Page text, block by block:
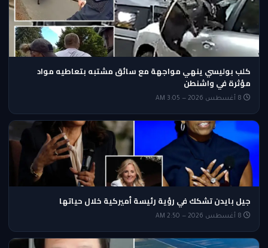
كلب بوليسي ينهي مواجهة مع سائق مشتبه بتعاطيه مواد
مؤثرة في واشنطن
جيل بايدن تشكك في رؤية رئيسة أميركية خلال حياتها